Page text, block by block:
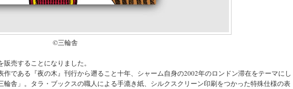
©︎三輪舎
販売することになりました。
である『夜の木』刊行から遡ること十年、シャーム自身の2002年のロンドン滞在をテーマにし
舎」。タラ・ブックスの職人による手漉き紙、シルクスクリーン印刷をつかった特殊仕様の表